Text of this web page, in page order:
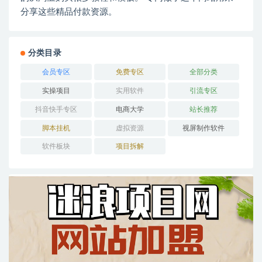
分享这些精品付款资源。
分类目录
会员专区 免费专区 全部分类
实操项目 实用软件 引流专区
抖音快手专区 电商大学 站长推荐
脚本挂机 虚拟资源 视屏制作软件
软件板块 项目拆解